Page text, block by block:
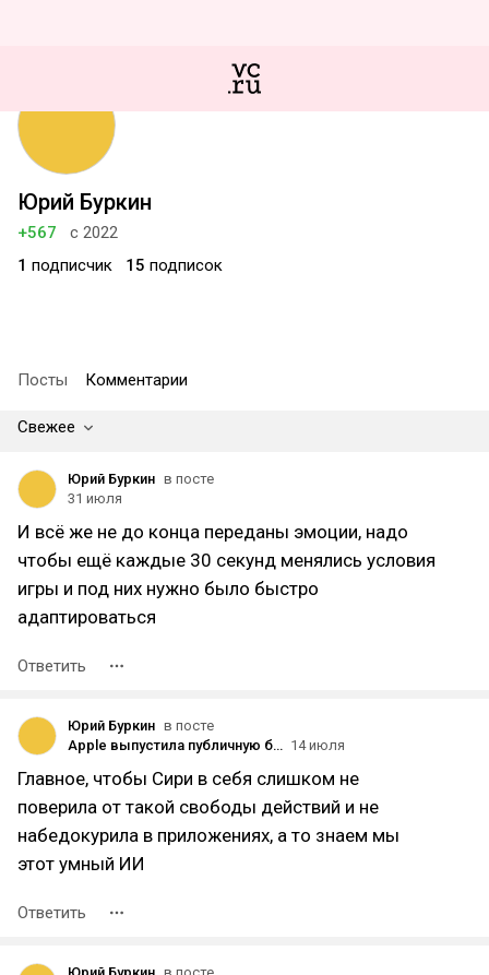
Юрий Буркин
+567
с 2022
1 подписчик 15 подписок
Посты Комментарии
Свежее
Юрий Буркин в посте
31 июля
И всё же не до конца переданы эмоции, надо
чтобы ещё каждые 30 секунд менялись условия
игры и под них нужно было быстро
адаптироваться
Ответить
Юрий Буркин в посте
Apple выпустила публичную бета-версию iOS 27 с обновлённой Siri на базе ИИ, улучшенной производительностью и дополнительными настройками для Liquid Glass 14 июля
Главное, чтобы Сири в себя слишком не
поверила от такой свободы действий и не
набедокурила в приложениях, а то знаем мы
этот умный ИИ
Ответить